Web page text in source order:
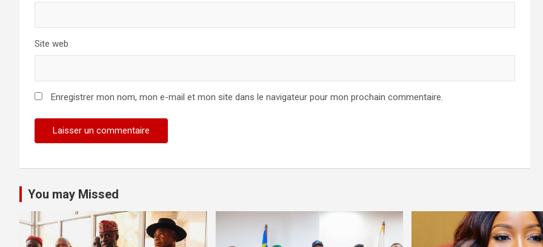
Site web
Enregistrer mon nom, mon e-mail et mon site dans le navigateur pour mon prochain commentaire.
You may Missed